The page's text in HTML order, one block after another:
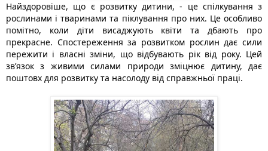
Найздоровіше, що є розвитку дитини, - це спілкування з
рослинами і тваринами та піклування про них. Це особливо
помітно, коли діти висаджують квіти та дбають про
прекрасне. Спостереження за розвитком рослин дає сили
пережити і власні зміни, що відбувають рік від року. Цей
зв’язок з живими силами природи зміцнює дитину, дає
поштовх для розвитку та насолоду від справжньої праці.